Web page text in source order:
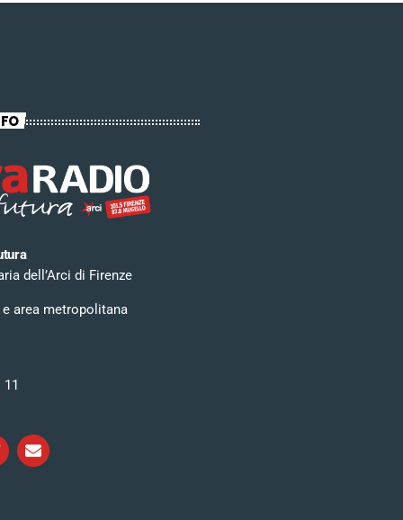
dell’Arci di Firenze
e area metropolitana
11